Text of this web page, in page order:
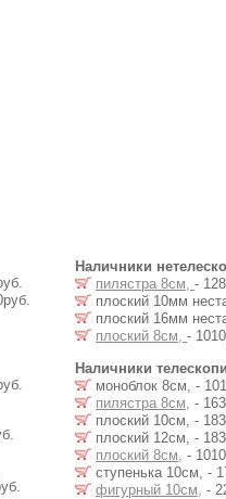
Наличники
пилястра 8см, -
плоский 10мм
плоский 16мм
плоский 8см, -
Наличники
моноблок 8см, -
пилястра 8см, -
плоский 10см, -
плоский 12см, -
плоский 8см, -
ступенька 10см, -
фигурный 10см, -